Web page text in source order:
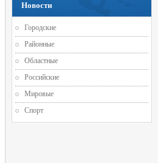
Новости
Городские
Районные
Областные
Российские
Мировые
Спорт